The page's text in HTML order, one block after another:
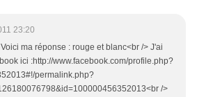
23:20
ma réponse : rouge et blanc<br /> J'ai
ici :http://www.facebook.com/profile.php?
permalink.php?
/>